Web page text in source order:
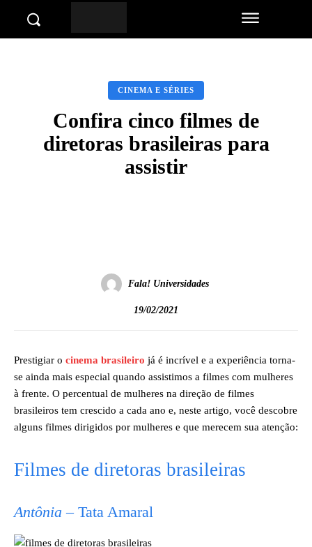
CINEMA E SÉRIES
Confira cinco filmes de
diretoras brasileiras para
assistir
Fala! Universidades
19/02/2021
Prestigiar o cinema brasileiro já é incrível e a experiência torna-
se ainda mais especial quando assistimos a filmes com mulheres
à frente. O percentual de mulheres na direção de filmes
brasileiros tem crescido a cada ano e, neste artigo, você descobre
alguns filmes dirigidos por mulheres e que merecem sua atenção:
Filmes de diretoras brasileiras
Antônia – Tata Amaral